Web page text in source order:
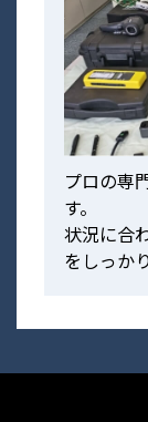
プロの専
す。
状況に合
をしっか